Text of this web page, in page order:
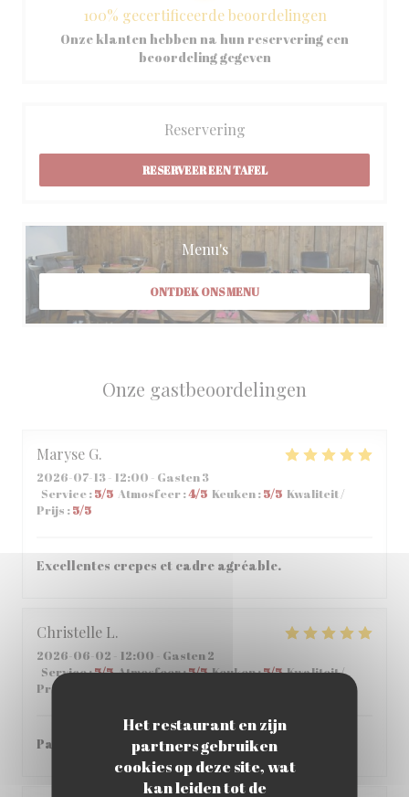
Het restaurant en zijn
partners gebruiken
cookies op deze site, wat
kan leiden tot de
Onze gastbeoordelingen
Maryse G
2026-07-13- 12:00 - Gasten 3
Service :5/5 Atmosfeer:4/5 Keuken:5/5 Kwaliteit /
Prijs :5/5
Excellentes crepes et cadre agréable.
Christelle L
2026-06-02 - 12:00 - Gasten 2
Service:5/5 Atmosfeer:5/5 Keuken:5/5 Kwaliteit /
Prijs
Parfait , accueil et repas parfait
100% gecertificeerde beoordelingen
Onze klanten hebben na hun reservering een
beoordeling gegeven
Reservering
RESERVEER EEN TAFEL
Menu's
ONTDEK ONS MENU